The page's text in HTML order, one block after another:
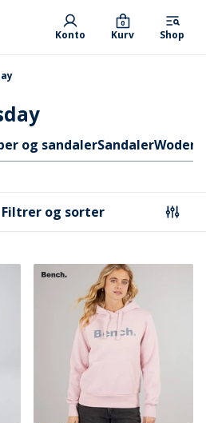
Konto Kurv
0
Shop
og sandalerSandalerWoden
Filtrer og sorter